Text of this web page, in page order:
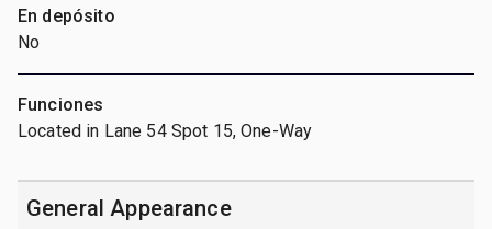
En depósito
No
Funciones
Located in Lane 54 Spot 15, One-Way
General Appearance